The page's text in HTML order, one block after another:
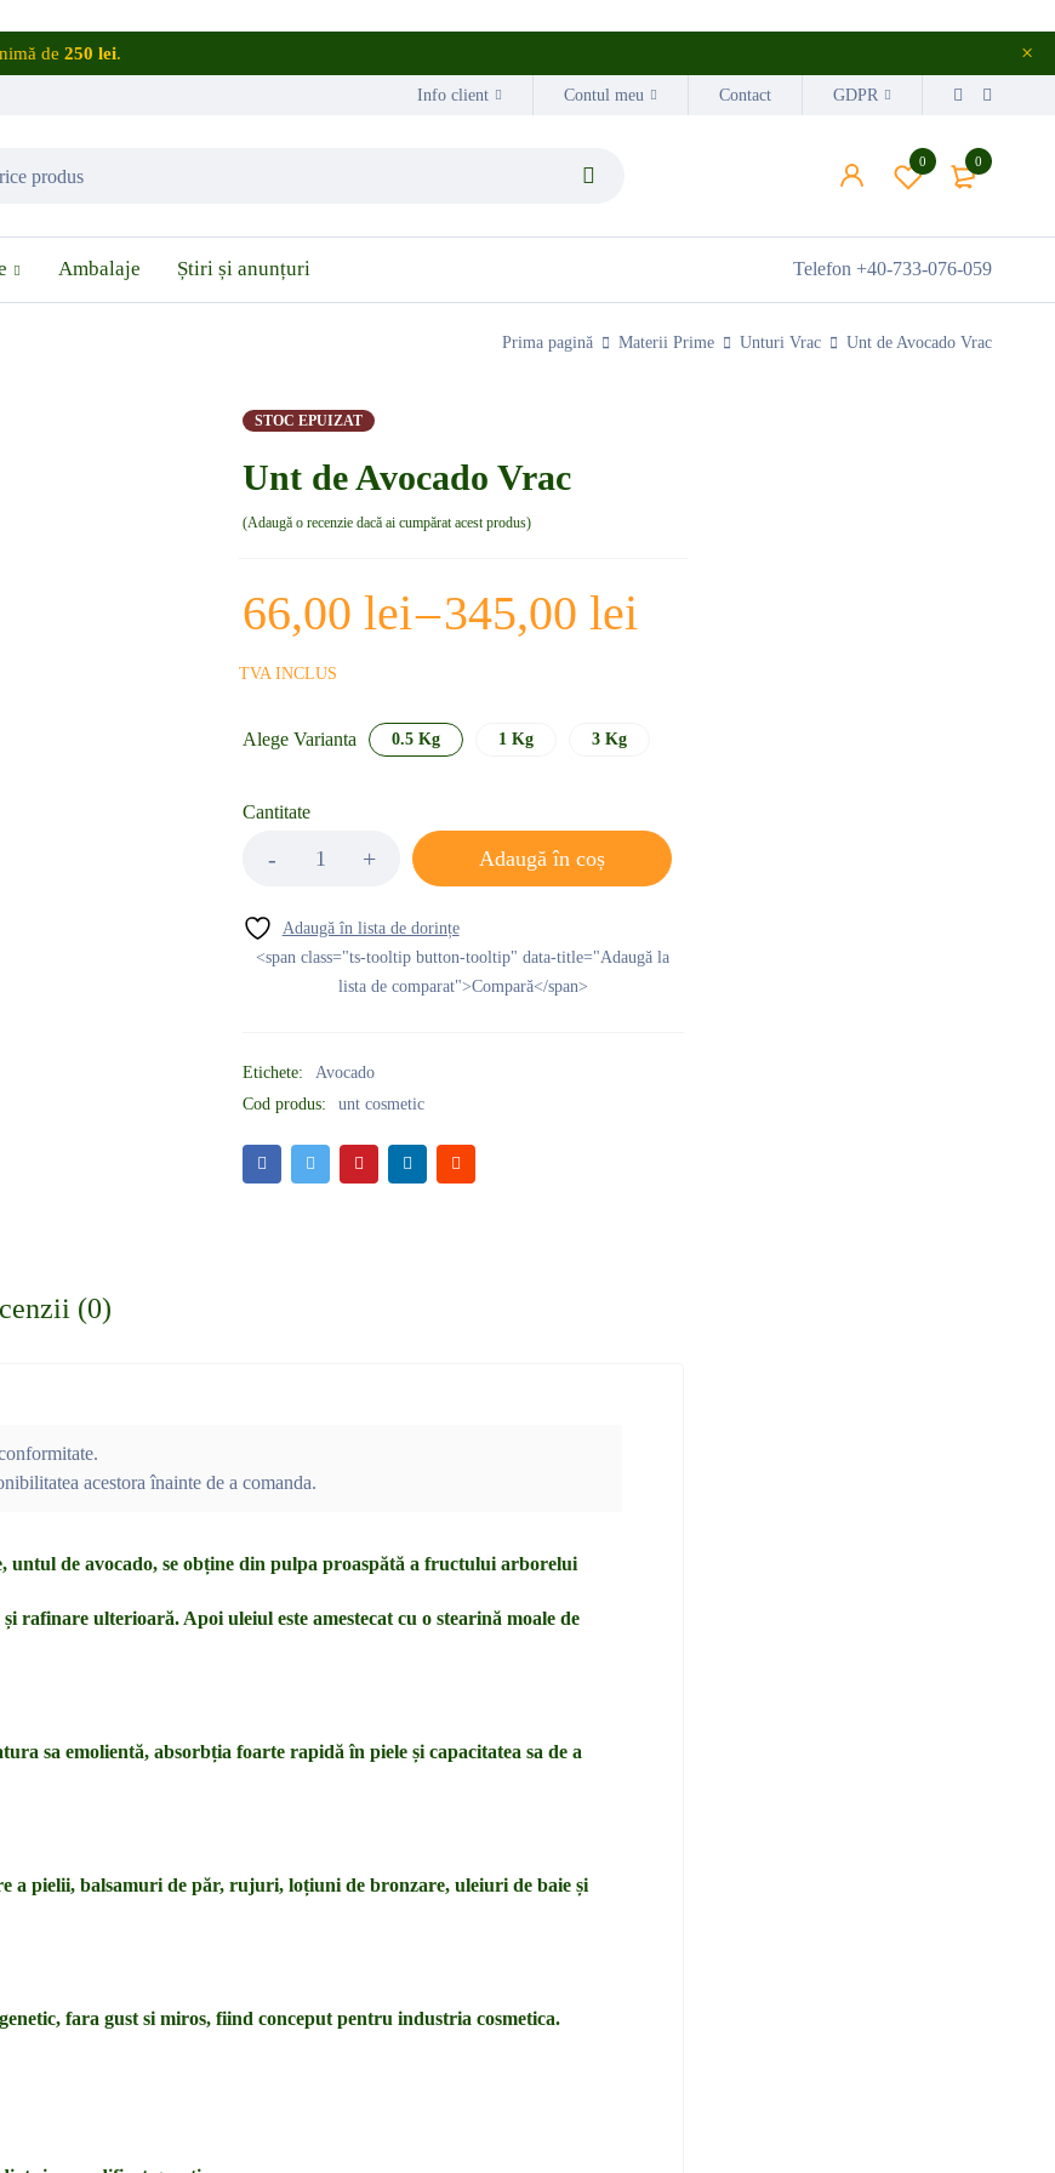
de 250 lei.
Info client Contul meu Contact GDPR
0
0
Ambalaje Știri și anunțuri Telefon +40-733-076-059
Prima pagină Materii Prime Unturi Vrac Unt de Avocado Vrac
STOC EPUIZAT
Unt de Avocado Vrac
Adaugă o recenzie dacă ai cumpărat acest produs
66,00 lei–345,00 lei
TVA INCLUS
Alege Varianta 0.5 Kg 1 Kg 3 Kg
Cantitate
Adaugă în coș
<span class="ts-tooltip button-tooltip" data-title="Adaugă la
lista de comparat">Compară</span>
Etichete:
Avocado
Cod produs:
unt cosmetic
(0)
acestora înainte de a comanda.
untul de avocado, se obține din pulpa proaspătă a fructului arborelui
rafinare ulterioară. Apoi uleiul este amestecat cu o stearină moale de
sa emolientă, absorbția foarte rapidă în piele și capacitatea sa de a
pielii, balsamuri de păr, rujuri, loțiuni de bronzare, uleiuri de baie și
fara gust si miros, fiind conceput pentru industria cosmetica.